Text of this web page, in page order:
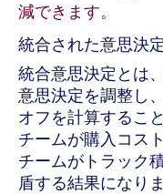
減できます。
統合された意思決定
統合意思決定とは
意思決定を調整し
オフを計算するこ
チームが購入コス
チームがトラック
盾する結果になり